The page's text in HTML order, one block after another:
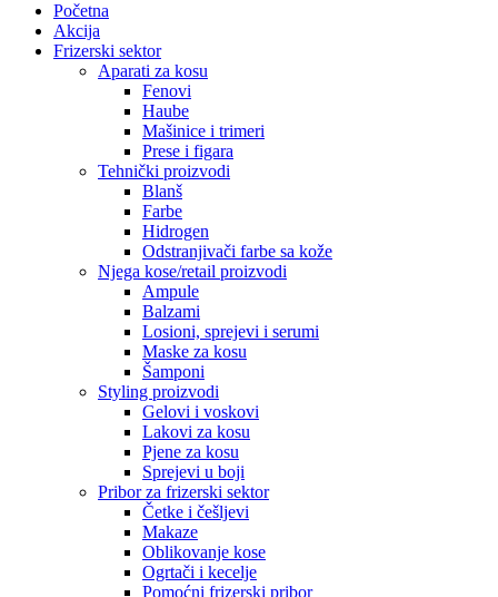
Početna
Akcija
Frizerski sektor
Aparati za kosu
Fenovi
Haube
Mašinice i trimeri
Prese i figara
Tehnički proizvodi
Blanš
Farbe
Hidrogen
Odstranjivači farbe sa kože
Njega kose/retail proizvodi
Ampule
Balzami
Losioni, sprejevi i serumi
Maske za kosu
Šamponi
Styling proizvodi
Gelovi i voskovi
Lakovi za kosu
Pjene za kosu
Sprejevi u boji
Pribor za frizerski sektor
Četke i češljevi
Makaze
Oblikovanje kose
Ogrtači i kecelje
Pomoćni frizerski pribor